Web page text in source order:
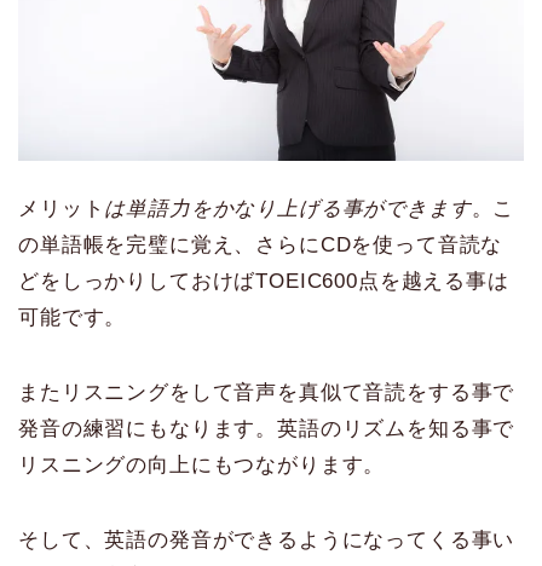
メリット は単語力をかなり上げる事ができます。こ
の単語帳を完璧に覚え、さらにCDを使って音読な
どをしっかりしておけばTOEIC600点を越える事は
可能です。
またリスニングをして音声を真似て音読をする事で
発音の練習にもなります。英語のリズムを知る事で
リスニングの向上にもつながります。
そして、英語の発音ができるようになってくる事い